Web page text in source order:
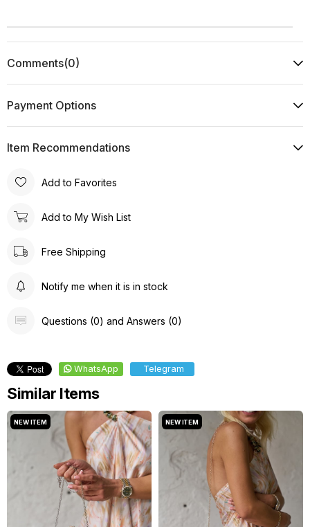
Comments(0)
Payment Options
Item Recommendations
Add to Favorites
Add to My Wish List
Free Shipping
Notify me when it is in stock
Questions (0) and Answers (0)
WhatsApp Telegram
Similar Items
NEW ITEM NEW ITEM